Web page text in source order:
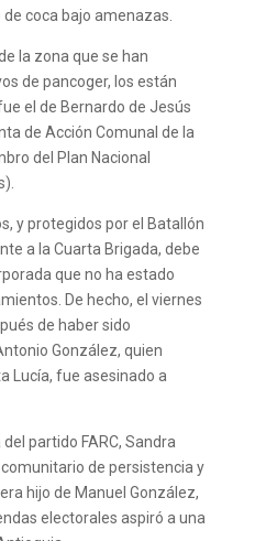
coca bajo amenazas.
la zona que se han
de pancoger, los están
el de Bernardo de Jesús
de Acción Comunal de la
del Plan Nacional
y protegidos por el Batallón
a la Cuarta Brigada, debe
que no ha estado
De hecho, el viernes
de haber sido
González, quien
Lucía, fue asesinado a
partido FARC, Sandra
de persistencia y
hijo de Manuel González,
electorales aspiró a una